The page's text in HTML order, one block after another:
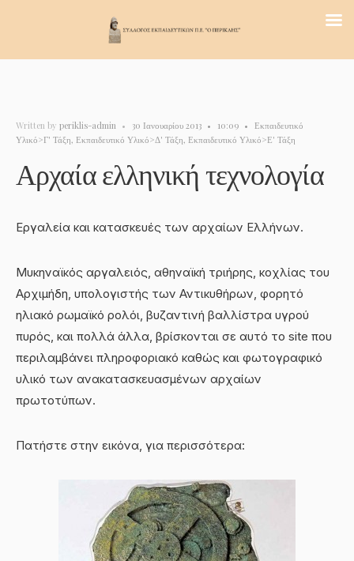
Written by periklis-admin • 30 Ιανουαρίου 2013 • 10:09 • Εκπαιδευτικό
Υλικό>Γ' Τάξη, Εκπαιδευτικό Υλικό>Δ' Τάξη, Εκπαιδευτικό Υλικό>Ε' Τάξη
Αρχαία ελληνική τεχνολογία
Εργαλεία και κατασκευές των αρχαίων Ελλήνων.
Μυκηναϊκός αργαλειός, αθηναϊκή τριήρης, κοχλίας του
Αρχιμήδη, υπολογιστής των Αντικυθήρων, φορητό
ηλιακό ρωμαϊκό ρολόι, βυζαντινή βαλλίστρα υγρού
πυρός, και πολλά άλλα, βρίσκονται σε αυτό το site που
περιλαμβάνει πληροφοριακό καθώς και φωτογραφικό
υλικό των ανακατασκευασμένων αρχαίων
πρωτοτύπων.
Πατήστε στην εικόνα, για περισσότερα: